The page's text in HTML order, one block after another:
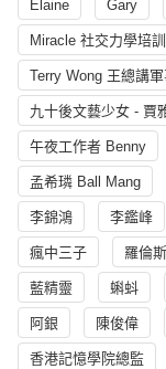
Elaine Gary
Miracle 社交力學培
Terry Wong 王總講
九十後文藝少女 - 賈
午夜工作者 Benny
孟希璘 Ball Mang
李錦鴻 李鑑峰
瘋中三子 羅倫斯
藍精靈 蝌蚪
阿銀 陳俊偉
香港記憶學院總監